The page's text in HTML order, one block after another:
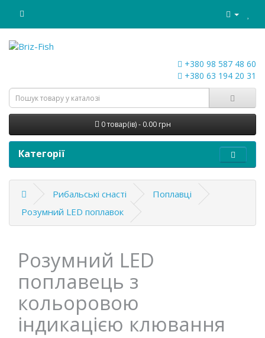
+380 98 587 48 60
+380 63 194 20 31
0 товар(ів) - 0.00 грн
Категорії
Рибальські снасті
Поплавці
Розумний LED поплавок
Розумний LED
поплавець з
кольоровою
індикацією клювання